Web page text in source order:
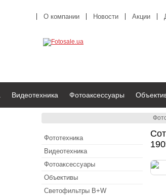
О компании Новости Акции
Видеотехника Фотоаксессуары
Фототехника
Видеотехника
Фотоаксессуары
Объективы
Светофильтры B+W